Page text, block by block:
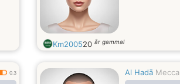
Km200520 år gammal
0.3 Al Hadā Mecca